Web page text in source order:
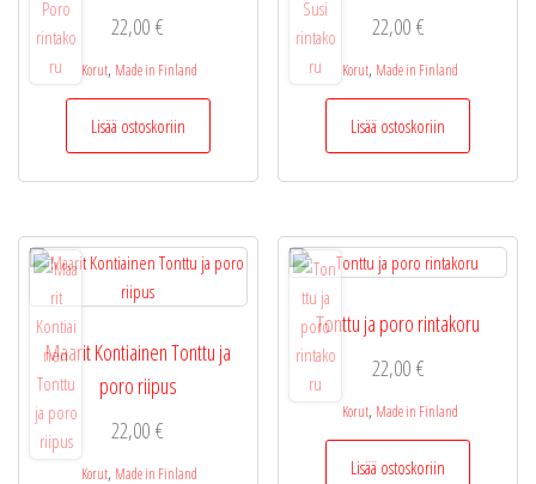
22,00€
Korut, Made in Finland
Lisää ostoskoriin
22,00 €
Korut, Made in Finland
Lisää ostoskoriin
Maarit Kontiainen Tonttu ja
poro riipus
22,00€
Korut, Made in Finland
Tonttu ja poro rintakoru
22,00 €
Korut, Made in Finland
Lisää ostoskoriin